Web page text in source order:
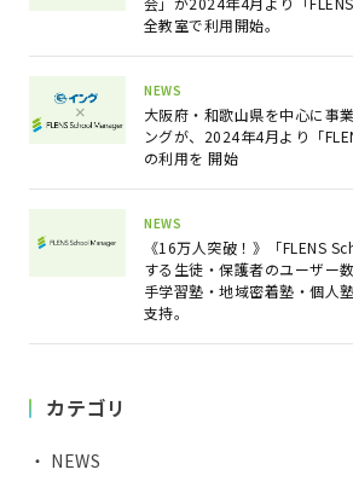
全教室で利用開始。
NEWS
大阪府・和歌山県を中心に事
ングが、2024年4月より「
の利用を 開始
NEWS
《16万人突破！》「FLENS
する生徒・保護者のユーザー
手学習塾・地域密着塾・個人
支持。
カテゴリ
・ NEWS